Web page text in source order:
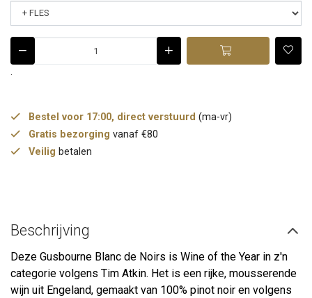
.
Bestel voor 17:00, direct verstuurd (ma-vr)
Gratis bezorging vanaf €80
Veilig betalen
Beschrijving
Deze Gusbourne Blanc de Noirs is Wine of the Year in z'n
categorie volgens Tim Atkin. Het is een rijke, mousserende
wijn uit Engeland, gemaakt van 100% pinot noir en volgens